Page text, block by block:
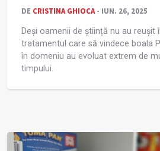
DE CRISTINA GHIOCA- IUN. 26, 2025
Deși oamenii de știință nu au reușit
tratamentul care să vindece boala
în domeniu au evoluat extrem de
timpului.